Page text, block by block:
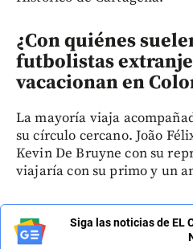
¿Con quiénes
futbolistas
vacacionan en
La mayoría viaja
su círculo cercano. João
Kevin De Bruyne con su
viajaría con su primo y un
Siga las noticias de EL